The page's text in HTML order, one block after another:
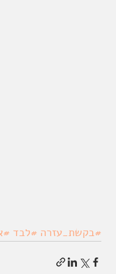
#בקשת_עזרה #לבד